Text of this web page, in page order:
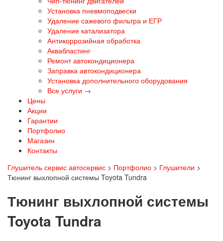
Установка пневмоподвески
Удаление сажевого фильтра и ЕГР
Удаление катализатора
Антикоррозийная обработка
Аквабластинг
Ремонт автокондиционера
Заправка автокондиционера
Установка дополнительного оборудования
Все услуги →
Цены
Акции
Гарантии
Портфолио
Магазин
Контакты
Глушитель сервис автосервис > Портфолио > Глушители >
Тюнинг выхлопной системы Toyota Tundra
Тюнинг выхлопной системы
Toyota Tundra